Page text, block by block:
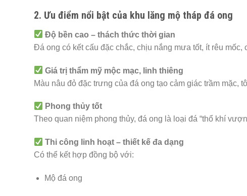
2. Ưu điểm nổi bật của khu lăng mộ tháp đá ong
Độ bền cao – thách thức thời gian
Đá ong có kết cấu đặc chắc, chịu nắng mưa tốt, ít rêu mốc,
Giá trị thẩm mỹ mộc mạc, linh thiêng
Màu nâu đỏ đặc trưng của đá ong tạo cảm giác trầm mặc,
Phong thủy tốt
Theo quan niệm phong thủy, đá ong là loại đá “thổ khí
Thi công linh hoạt – thiết kế đa dạng
Có thể kết hợp đồng bộ với:
Mộ đá ong